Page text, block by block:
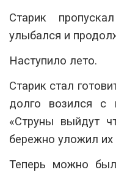
Старик
улыбался и
Наступило лето.
Старик стал
долго возился с
«Струны выйдут
бережно уложил их
Теперь можно